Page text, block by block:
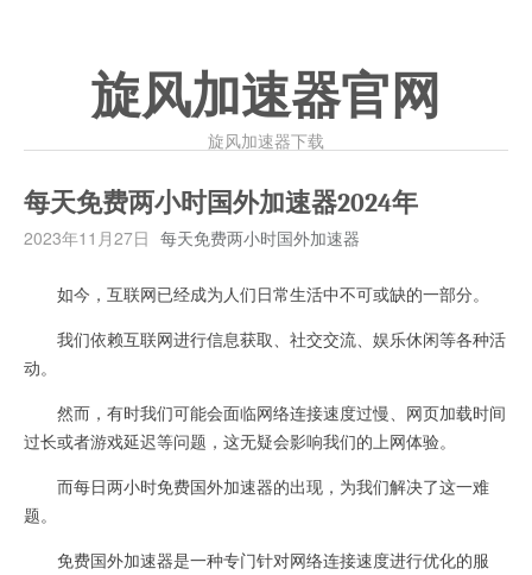
旋风加速器官网
旋风加速器下载
每天免费两小时国外加速器2024年
2023年11月27日 每天免费两小时国外加速器
如今，互联网已经成为人们日常生活中不可或缺的一部分。
我们依赖互联网进行信息获取、社交交流、娱乐休闲等各种活
动。
然而，有时我们可能会面临网络连接速度过慢、网页加载时间
过长或者游戏延迟等问题，这无疑会影响我们的上网体验。
而每日两小时免费国外加速器的出现，为我们解决了这一难
题。
免费国外加速器是一种专门针对网络连接速度进行优化的服